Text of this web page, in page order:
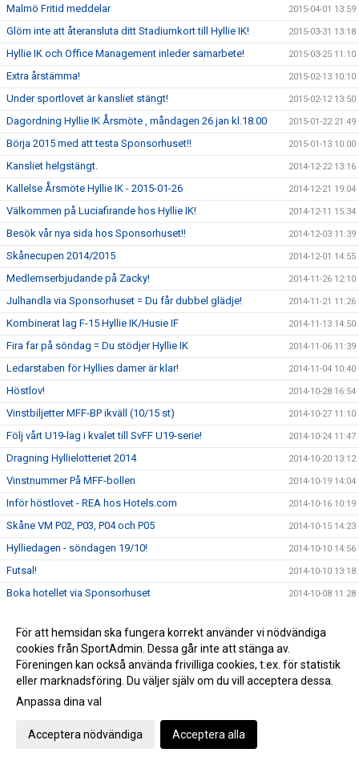
Malmö Fritid meddelar 2015-04-01 13:59
Glöm inte att återansluta ditt Stadiumkort till Hyllie IK! 2015-03-31 13:18
Hyllie IK och Office Management inleder samarbete! 2015-03-25 11:10
Extra årstämma! 2015-02-13 10:10
Under sportlovet är kansliet stängt! 2015-02-12 13:50
Dagordning Hyllie IK Årsmöte , måndagen 26 jan kl.18.00 2015-01-22 21:49
Börja 2015 med att testa Sponsorhuset!! 2015-01-13 10:00
Kansliet helgstängt. 2014-12-22 13:16
Kallelse Årsmöte Hyllie IK - 2015-01-26 2014-12-21 19:04
Välkommen på Luciafirande hos Hyllie IK! 2014-12-11 15:34
Besök vår nya sida hos Sponsorhuset!! 2014-12-03 11:39
Skånecupen 2014/2015 2014-12-01 14:55
Medlemserbjudande på Zacky! 2014-11-26 12:10
Julhandla via Sponsorhuset = Du får dubbel glädje! 2014-11-21 11:26
Kombinerat lag F-15 Hyllie IK/Husie IF 2014-11-13 14:50
Fira far på söndag = Du stödjer Hyllie IK 2014-11-06 11:39
Ledarstaben för Hyllies damer är klar! 2014-11-04 10:40
Höstlov! 2014-10-28 16:54
Vinstbiljetter MFF-BP ikväll (10/15 st) 2014-10-27 11:10
Följ vårt U19-lag i kvalet till SvFF U19-serie! 2014-10-24 11:47
Dragning Hyllielotteriet 2014 2014-10-20 13:12
Vinstnummer På MFF-bollen 2014-10-19 14:04
Inför höstlovet - REA hos Hotels.com 2014-10-16 10:19
Skåne VM P02, P03, P04 och P05 2014-10-15 14:23
Hylliedagen - söndagen 19/10! 2014-10-10 14:56
Futsal! 2014-10-10 13:18
Boka hotellet via Sponsorhuset 2014-10-08 11:28
Erbjudande via Sponsorhuset! 2014-09-29 10:19
Hylliedagen 19:e oktober! 2014-09-23 20:25
Boka din flygresa via SAS - både du och Hyllie IK får
pengar!
Uppskjutna matcher
För att hemsidan ska fungera korrekt använder vi nödvändiga
cookies från SportAdmin. Dessa går inte att stänga av.
Föreningen kan också använda frivilliga cookies, t.ex. för statistik
eller marknadsföring. Du väljer själv om du vill acceptera dessa.
Anpassa dina val
Acceptera nödvändiga Acceptera alla